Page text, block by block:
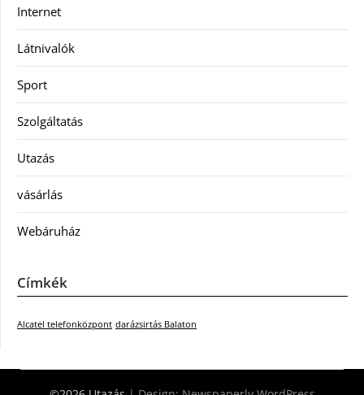
Internet
Látnivalók
Sport
Szolgáltatás
Utazás
vásárlás
Webáruház
Címkék
Alcatel telefonközpont darázsirtás Balaton